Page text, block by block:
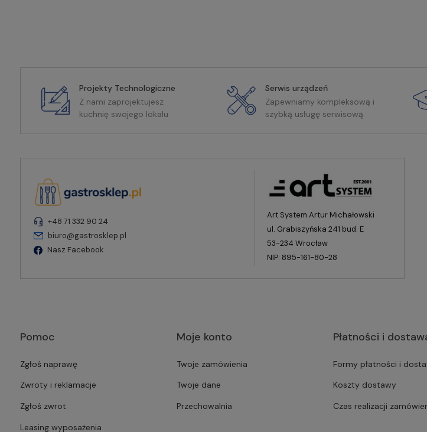
Projekty Technologiczne
Z nami zaprojektujesz
kuchnię swojego lokalu
Serwis urządzeń
Zapewniamy kompleksową i
szybką usługę serwisową
+48 71 332 90 24
biuro@gastrosklep.pl
Nasz Facebook
Art System Artur Michałowski
ul. Grabiszyńska 241 bud. E
53-234 Wrocław
NIP: 895-161-80-28
Pomoc
Zgłoś naprawę
Zwroty i reklamacje
Zgłoś zwrot
Leasing wyposażenia
Moje konto
Twoje zamówienia
Twoje dane
Przechowalnia
Płatności i
Formy płatności i
Koszty dostawy
Czas realizacji